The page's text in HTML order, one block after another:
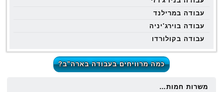
עבודה במרילנד
עבודה בוירג'יניה
עבודה בקולורדו
כמה מרוויחים בעבודה בארה"ב?
משרות חמות…